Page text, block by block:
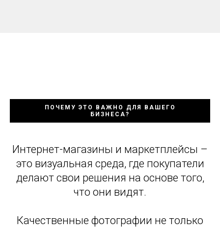
ПОЧЕМУ ЭТО ВАЖНО ДЛЯ ВАШЕГО
БИЗНЕСА?
Интернет-магазины и маркетплейсы –
это визуальная среда, где покупатели
делают свои решения на основе того,
что они видят.
Качественные фотографии не только